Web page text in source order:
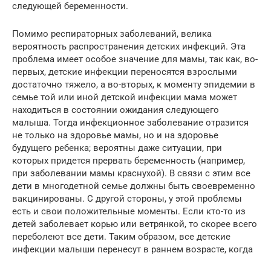
следующей беременности.
Помимо респираторных заболеваний, велика
вероятность распространения детских инфекций. Эта
проблема имеет особое значение для мамы, так как, во-
первых, детские инфекции переносятся взрослыми
достаточно тяжело, а во-вторых, к моменту эпидемии в
семье той или иной детской инфекции мама может
находиться в состоянии ожидания следующего
малыша. Тогда инфекционное заболевание отразится
не только на здоровье мамы, но и на здоровье
будущего ребенка; вероятны даже ситуации, при
которых придется прервать беременность (например,
при заболевании мамы краснухой). В связи с этим все
дети в многодетной семье должны быть своевременно
вакцинированы. С другой стороны, у этой проблемы
есть и свои положительные моменты. Если кто-то из
детей заболевает корью или ветрянкой, то скорее всего
переболеют все дети. Таким образом, все детские
инфекции малыши перенесут в раннем возрасте, когда